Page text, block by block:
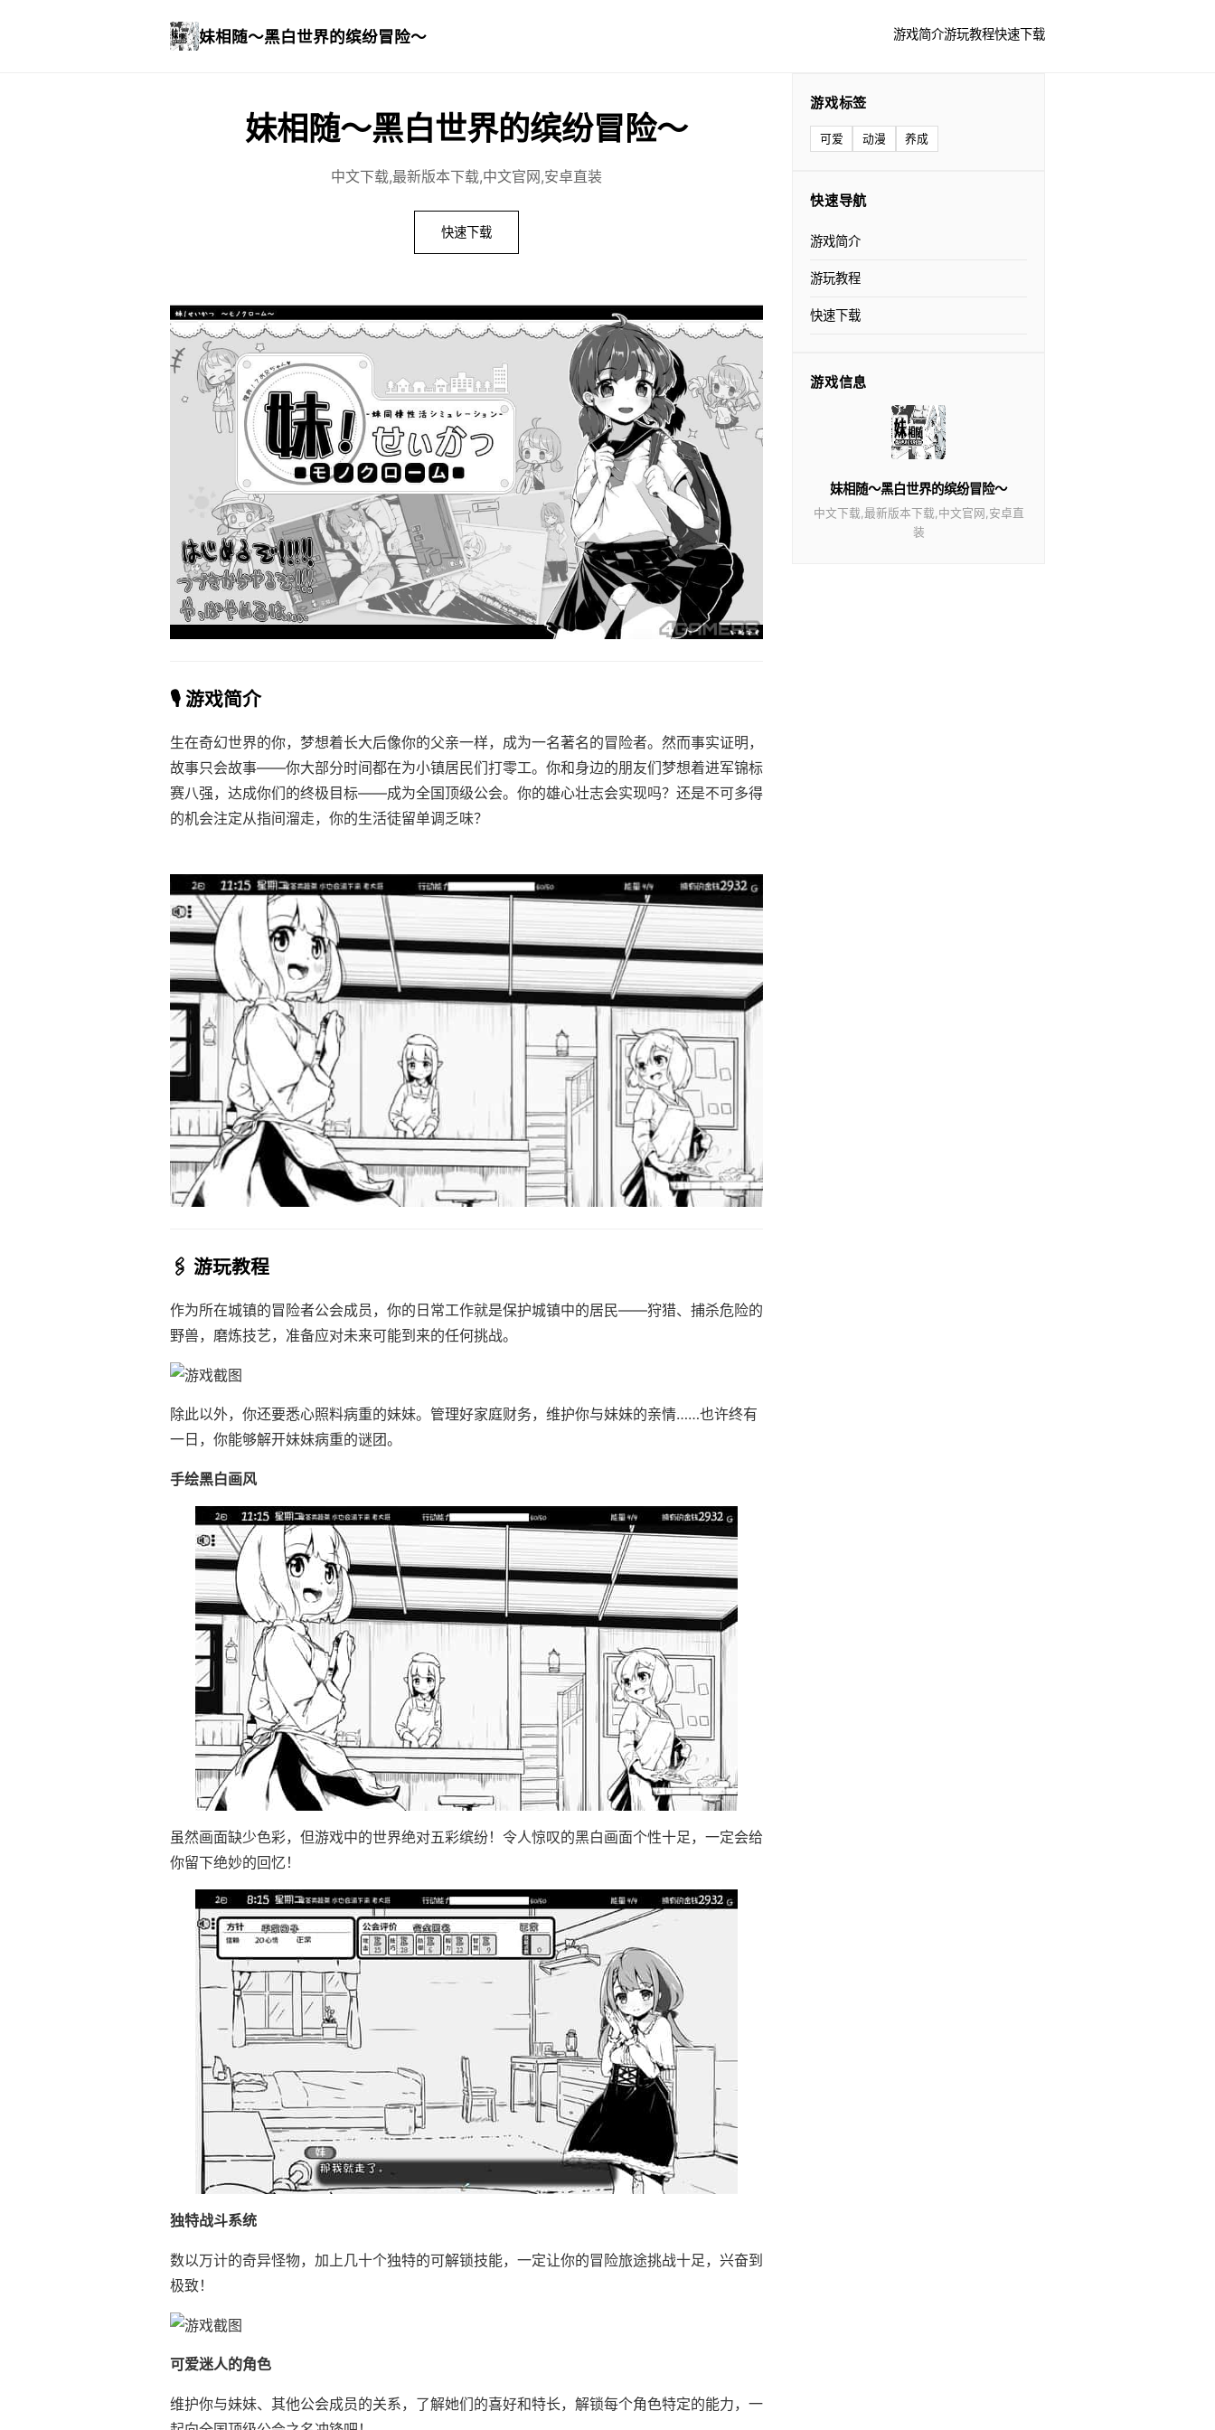
妹相随～黑白世界的缤纷冒险～ 游戏简介游玩教程快速下载
妹相随～黑白世界的缤纷冒险～
中文下载,最新版本下载,中文官网,安卓直装
快速下载
🎙️ 游戏简介
生在奇幻世界的你，梦想着长大后像你的父亲一样，成为一名著名的冒险者。然而事实证明，
故事只会故事——你大部分时间都在为小镇居民们打零工。你和身边的朋友们梦想着进军锦标
赛八强，达成你们的终极目标——成为全国顶级公会。你的雄心壮志会实现吗？还是不可多得
的机会注定从指间溜走，你的生活徒留单调乏味？
🖇️ 游玩教程
作为所在城镇的冒险者公会成员，你的日常工作就是保护城镇中的居民——狩猎、捕杀危险的
野兽，磨炼技艺，准备应对未来可能到来的任何挑战。
除此以外，你还要悉心照料病重的妹妹。管理好家庭财务，维护你与妹妹的亲情……也许终有
一日，你能够解开妹妹病重的谜团。
手绘黑白画风
虽然画面缺少色彩，但游戏中的世界绝对五彩缤纷！令人惊叹的黑白画面个性十足，一定会给
你留下绝妙的回忆！
独特战斗系统
数以万计的奇异怪物，加上几十个独特的可解锁技能，一定让你的冒险旅途挑战十足，兴奋到
极致！
可爱迷人的角色
维护你与妹妹、其他公会成员的关系，了解她们的喜好和特长，解锁每个角色特定的能力，一
游戏标签
可爱 动漫 养成
快速导航
游戏简介
游玩教程
快速下载
游戏信息
妹相随～黑白世界的缤纷冒险～
中文下载,最新版本下载,中文官网,安卓直
装